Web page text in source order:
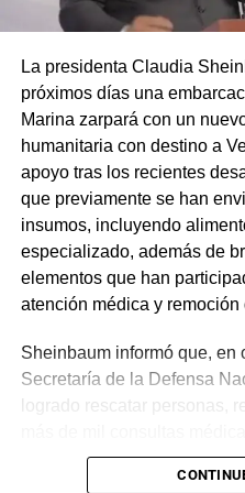
La presidenta Claudia
próximos días una
Marina zarpará con un
humanitaria con destino a
apoyo tras los recientes
que previamente se han
insumos, incluyendo
especializado, además de
elementos que han
atención médica y remoción
Sheinbaum informó que, en
Secretaría de la Defensa
logrado rescatar personas,
plantas de energía y
estas acciones responden